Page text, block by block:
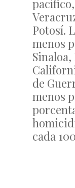
Potosí.
menos
de
menos
cada